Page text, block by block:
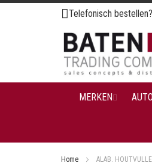
Ga
naar
de
inhoud
Telefonisch
MERKEN AUTO
Home ALAB.